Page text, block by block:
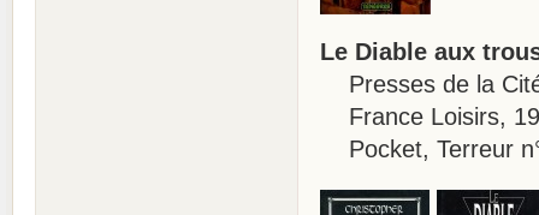
Le Diable aux
Presses de la
France Loisirs,
Pocket, Terreur